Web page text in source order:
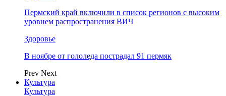
Пермский край включили в список регионов с высоким
уровнем распространения ВИЧ
Здоровье
В ноябре от гололеда пострадал 91 пермяк
Prev Next
Культура
Культура